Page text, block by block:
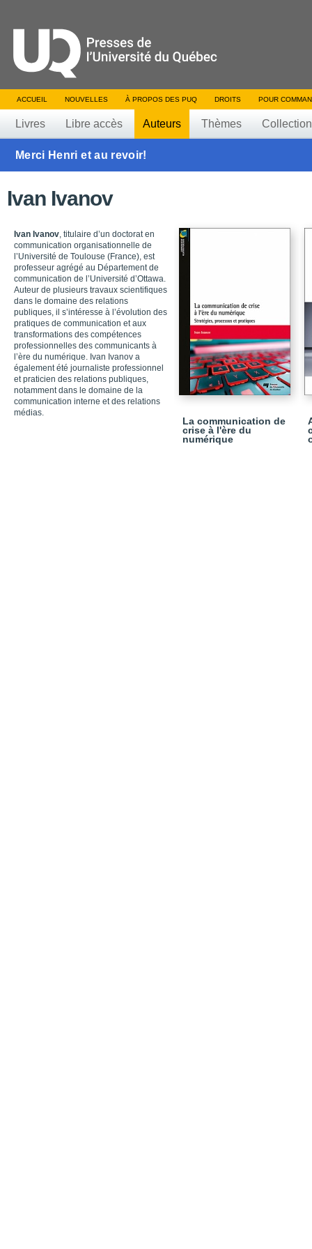
ACCUEIL NOUVELLES À PROPOS DES PUQ DROITS POUR
Livres Libre accès Auteurs Thèmes
Merci Henri et au revoir!
Ivan Ivanov
Ivan Ivanov, titulaire d’un doctorat en
communication organisationnelle de
l’Université de Toulouse (France), est
professeur agrégé au Département de
communication de l’Université d’Ottawa.
Auteur de plusieurs travaux scientifiques
dans le domaine des relations
publiques, il s’intéresse à l’évolution des
pratiques de communication et aux
transformations des compétences
professionnelles des communicants à
l’ère du numérique. Ivan Ivanov a
également été journaliste professionnel
et praticien des relations publiques,
notamment dans le domaine de la
communication interne et des relations
médias.
La communication de
crise à l'ère du
numérique